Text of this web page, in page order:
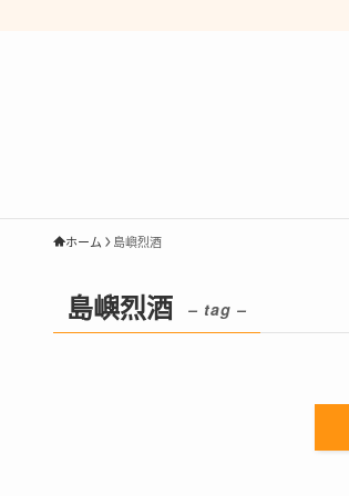
ホーム 島嶼烈酒
島嶼烈酒 – tag –